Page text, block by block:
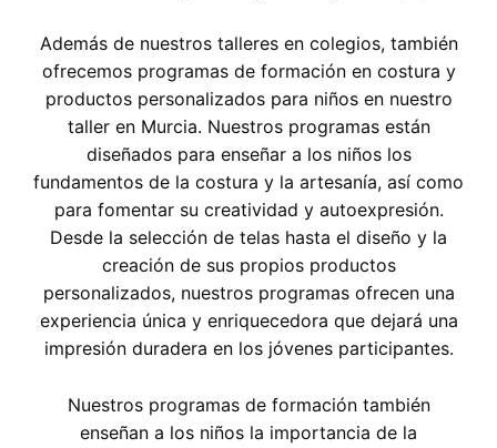
Además de nuestros talleres en colegios, también
ofrecemos programas de formación en costura y
productos personalizados para niños en nuestro
taller en Murcia. Nuestros programas están
diseñados para enseñar a los niños los
fundamentos de la costura y la artesanía, así como
para fomentar su creatividad y autoexpresión.
Desde la selección de telas hasta el diseño y la
creación de sus propios productos
personalizados, nuestros programas ofrecen una
experiencia única y enriquecedora que dejará una
impresión duradera en los jóvenes participantes.
Nuestros programas de formación también
enseñan a los niños la importancia de la